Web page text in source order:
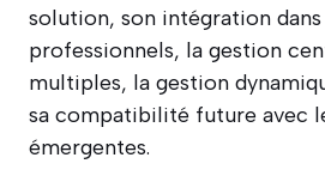
solution, son intégration dans
professionnels, la gestion
multiples, la gestion
sa compatibilité future avec
émergentes.